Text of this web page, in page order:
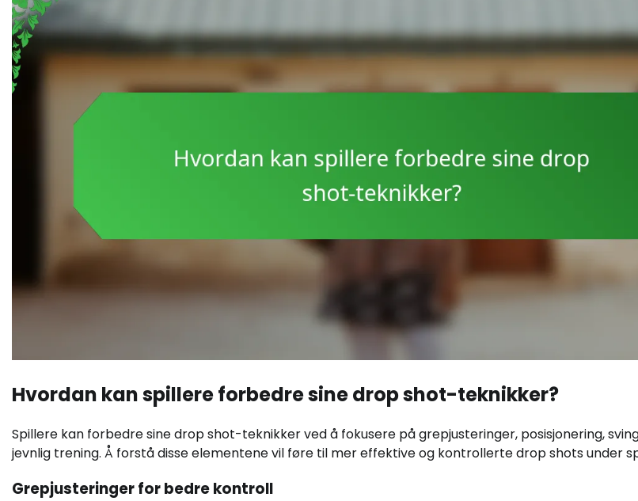
Hvordan kan spillere forbedre sine drop shot-teknikker?
Spillere kan forbedre sine drop shot-teknikker ved å fokusere på grepjusteringer, posisjonering,
jevnlig trening. Å forstå disse elementene vil føre til mer effektive og kontrollerte drop shots under
Grepjusteringer for bedre kontroll